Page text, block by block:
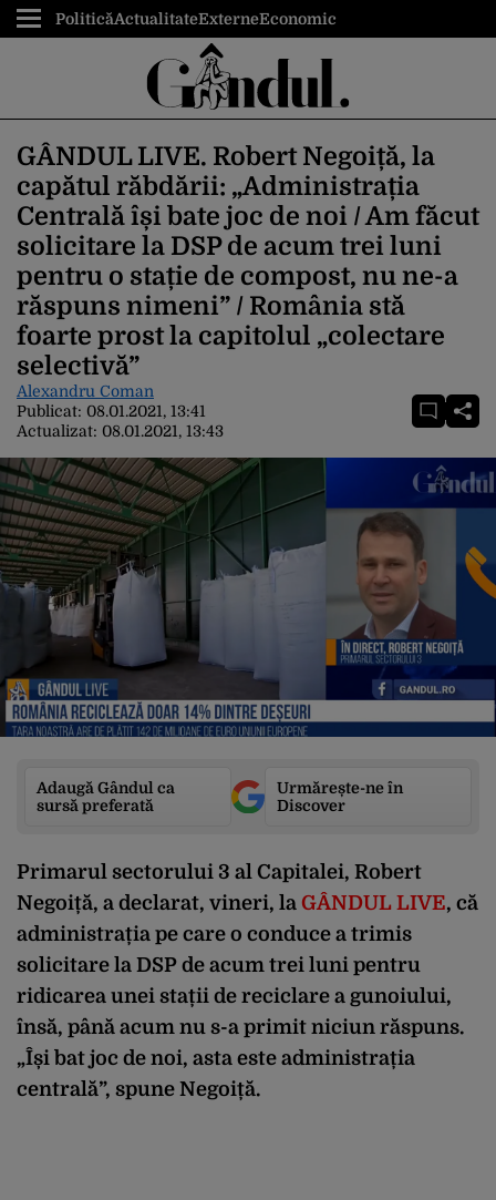
PoliticăActualitateExterneEconomic
GÂNDUL LIVE. Robert Negoiță, la
capătul răbdării: „Administrația
Centrală își bate joc de noi / Am făcut
solicitare la DSP de acum trei luni
pentru o stație de compost, nu ne-a
răspuns nimeni” / România stă
foarte prost la capitolul „colectare
selectivă”
Alexandru Coman
Publicat: 08.01.2021, 13:41
Actualizat: 08.01.2021, 13:43
Adaugă Gândul ca
sursă preferată
Urmărește-ne în
Discover
Primarul sectorului 3 al Capitalei, Robert
Negoiță, a declarat, vineri, la GÂNDUL LIVE, că
administrația pe care o conduce a trimis
solicitare la DSP de acum trei luni pentru
ridicarea unei stații de reciclare a gunoiului,
însă, până acum nu s-a primit niciun răspuns.
„Își bat joc de noi, asta este administrația
centrală”, spune Negoiță.